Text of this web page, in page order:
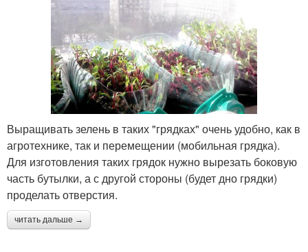
Выращивать зелень в таких "грядках" очень удобно, как в
агротехнике, так и перемещении (мобильная грядка).
Для изготовления таких грядок нужно вырезать боковую
часть бутылки, а с другой стороны (будет дно грядки)
проделать отверстия.
читать дальше →